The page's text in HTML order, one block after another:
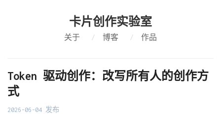
卡片创作实验室
关于 / 博客 / 作品
Token 驱动创作：改写所有人的创作方
式
2026-06-04 发布